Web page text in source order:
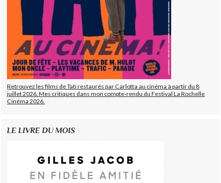
Retrouvez les films de Tati restaurés par Carlotta au cinéma à partir du 8
juillet 2026. Mes critiques dans mon compte-rendu du Festival La Rochelle
Cinéma 2026.
LE LIVRE DU MOIS